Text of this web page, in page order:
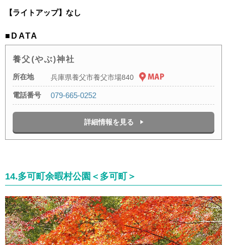
【ライトアップ】なし
■DATA
養父(やぶ)神社
所在地 兵庫県養父市養父市場840
電話番号 079-665-0252
詳細情報を見る
14.多可町余暇村公園＜多可町＞